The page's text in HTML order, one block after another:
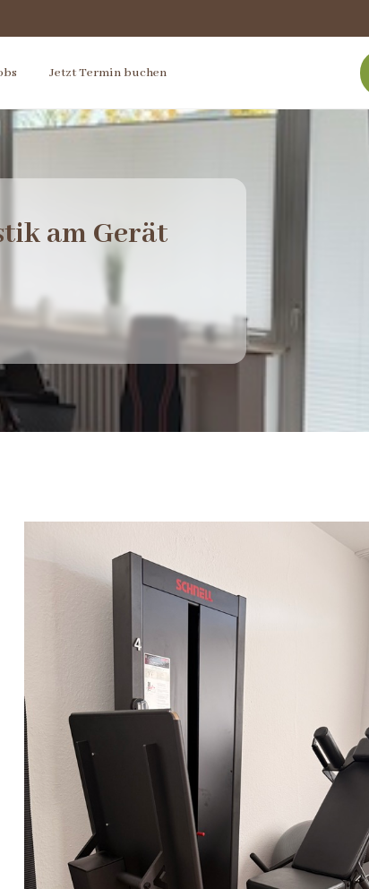
Jetzt Termin buchen
am Gerät